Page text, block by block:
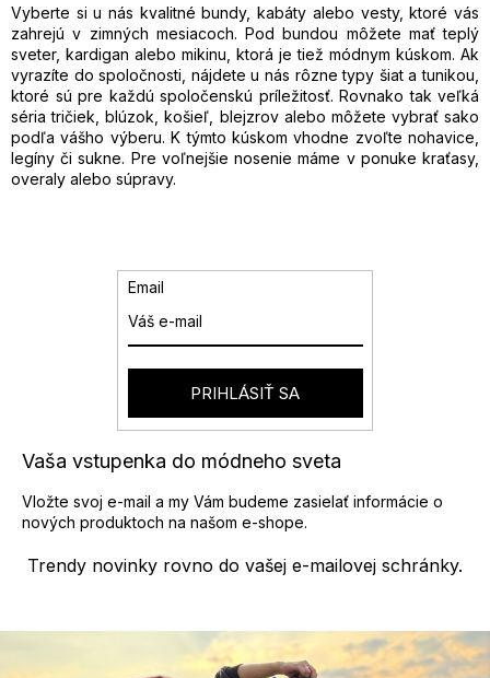
a
c
i
e
p
r
v
k
n
k
o
v
a
n
i
e
Vyberte si u nás kvalitné bundy, kabáty alebo vesty, ktoré vás
zahrejú v zimných mesiacoch. Pod bundou môžete mať teplý
sveter, kardigan alebo mikinu, ktorá je tiež módnym kúskom. Ak
vyrazíte do spoločnosti, nájdete u nás rôzne typy šiat a tunikou,
ktoré sú pre každú spoločenskú príležitosť. Rovnako tak veľká
séria tričiek, blúzok, košieľ, blejzrov alebo môžete vybrať sako
podľa vášho výberu. K týmto kúskom vhodne zvoľte nohavice,
legíny či sukne. Pre voľnejšie nosenie máme v ponuke kraťasy,
overaly alebo súpravy.
Trendy novinky rovno do vašej e-mailovej schránky.
Vaša vstupenka do módneho sveta
Vložte svoj e-mail a my Vám budeme zasielať informácie o
nových produktoch na našom e-shope.
Email
PRIHLÁSIŤ SA